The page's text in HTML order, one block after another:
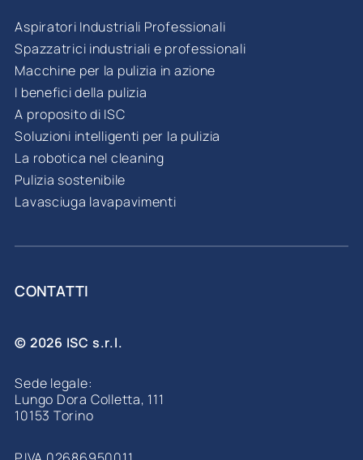
Aspiratori Industriali Professionali
Spazzatrici industriali e professionali
Macchine per la pulizia in azione
I benefici della pulizia
A proposito di ISC
Soluzioni intelligenti per la pulizia
La robotica nel cleaning
Pulizia sostenibile
Lavasciuga lavapavimenti
CONTATTI
© 2026 ISC s.r.l.
Sede legale:
Lungo Dora Colletta, 111
10153 Torino